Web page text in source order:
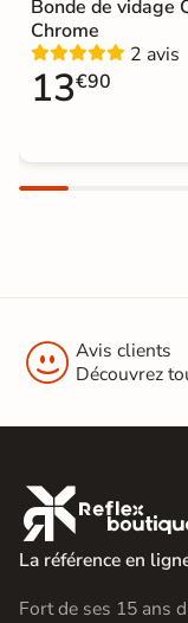
Bonde de vidage
Chrome
2 avis
13€90
 Avis clients
Découvrez
La référence en
Fort de ses 15 ans